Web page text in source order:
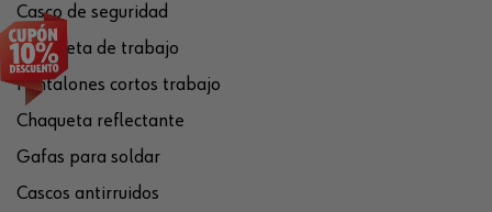
Casco de seguridad
Chaqueta de trabajo
Pantalones cortos trabajo
Chaqueta reflectante
Gafas para soldar
Cascos antirruidos